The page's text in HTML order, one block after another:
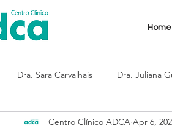
Home
Dra. Sara Carvalhais Dra. Juliana
Centro Clínico ADCA Apr 6,